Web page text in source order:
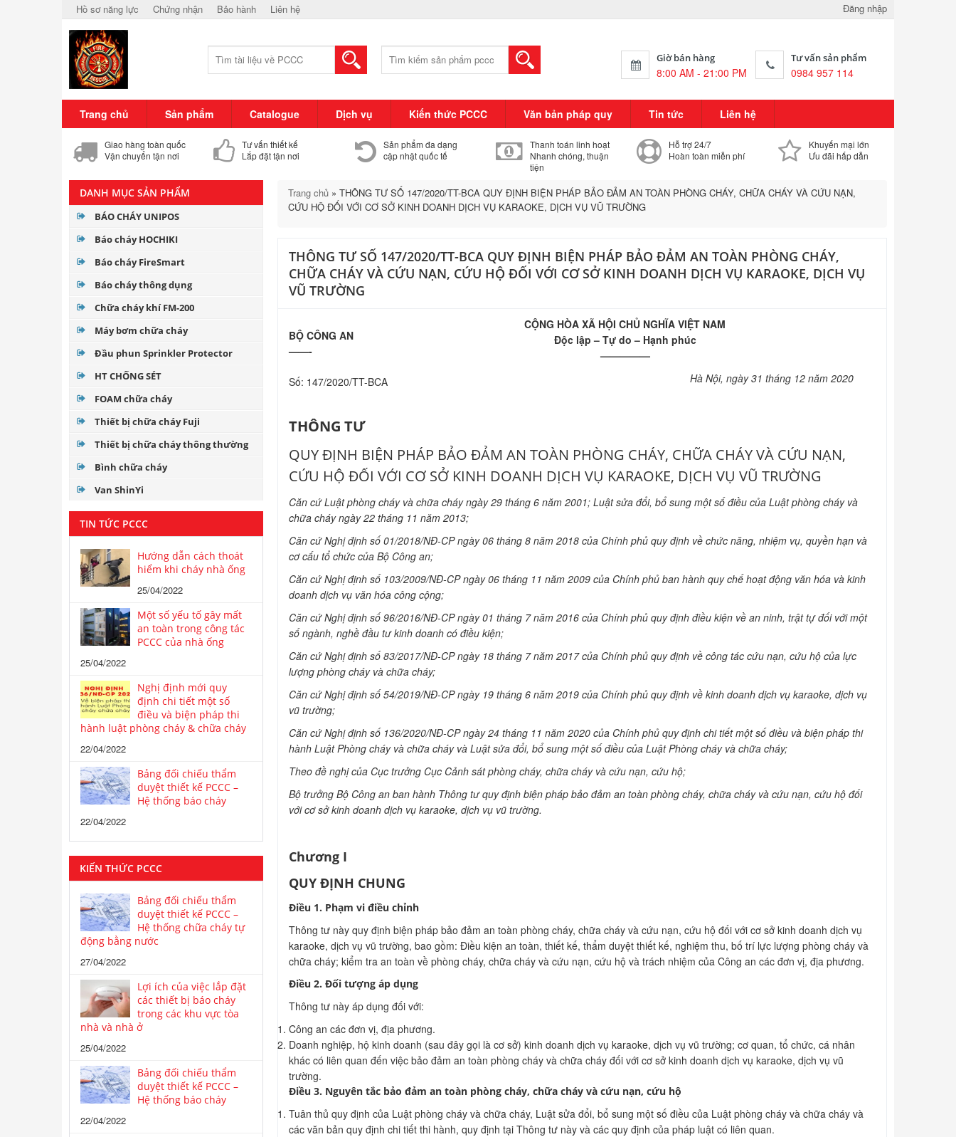
Hồ sơ năng lực Chứng nhận Bảo hành Liên hệ Đăng nhập
kiếm:
Giờ bán hàng
8:00 AM - 21:00 PM
Tư vấn sản phẩm
0984 957 114
Trang chủ Sản phẩm Catalogue Dịch vụ Kiến thức PCCC Văn bản pháp quy Tin tức Liên hệ
Giao hàng toàn quốc
Vận chuyển tận nơi
Tư vấn thiết kế
Lắp đặt tận nơi
Sản phẩm đa dạng
cập nhật quốc tế
Thanh toán linh hoạt
Nhanh chóng, thuận
tiện
Hỗ trợ 24/7
Hoàn toàn miễn phí
Khuyến mại lớn
Ưu đãi hấp dẫn
DANH MỤC SẢN PHẨM
BÁO CHÁY UNIPOS
Báo cháy HOCHIKI
Báo cháy FireSmart
Báo cháy thông dụng
Chữa cháy khí FM-200
Máy bơm chữa cháy
Đầu phun Sprinkler Protector
HT CHỐNG SÉT
FOAM chữa cháy
Thiết bị chữa cháy Fuji
Thiết bị chữa cháy thông thường
Bình chữa cháy
Van ShinYi
TIN TỨC PCCC
Hướng dẫn cách thoát
hiểm khi cháy nhà ống
25/04/2022
Một số yếu tố gây mất
an toàn trong công tác
PCCC của nhà ống
25/04/2022
Nghị định mới quy
định chi tiết một số
điều và biện pháp thi
hành luật phòng cháy & chữa cháy
22/04/2022
Bảng đối chiếu thẩm
duyệt thiết kế PCCC –
Hệ thống báo cháy
22/04/2022
KIẾN THỨC PCCC
Bảng đối chiếu thẩm
duyệt thiết kế PCCC –
Hệ thống chữa cháy tự
động bằng nước
27/04/2022
Lợi ích của việc lắp đặt
các thiết bị báo cháy
trong các khu vực tòa
nhà và nhà ở
25/04/2022
Bảng đối chiếu thẩm
duyệt thiết kế PCCC –
Hệ thống báo cháy
22/04/2022
Trang chủ» THÔNG TƯ SỐ 147/2020/TT-BCA QUY ĐỊNH BIỆN PHÁP BẢO ĐẢM AN TOÀN PHÒNG CHÁY, CHỮA CHÁY VÀ CỨU NẠN,
CỨU HỘ ĐỐI VỚI CƠ SỞ KINH DOANH DỊCH VỤ KARAOKE, DỊCH VỤ VŨ TRƯỜNG
THÔNG TƯ SỐ 147/2020/TT-BCA QUY ĐỊNH BIỆN PHÁP BẢO ĐẢM AN TOÀN PHÒNG CHÁY,
CHỮA CHÁY VÀ CỨU NẠN, CỨU HỘ ĐỐI VỚI CƠ SỞ KINH DOANH DỊCH VỤ KARAOKE, DỊCH VỤ
VŨ TRƯỜNG
BỘ CÔNG AN
——-
CỘNG HÒA XÃ HỘI CHỦ NGHĨA VIỆT NAM
Độc lập – Tự do – Hạnh phúc
—————
Số: 147/2020/TT-BCA
Hà Nội, ngày 31 tháng 12 năm 2020
THÔNG TƯ
QUY ĐỊNH BIỆN PHÁP BẢO ĐẢM AN TOÀN PHÒNG CHÁY, CHỮA CHÁY VÀ CỨU NẠN,
CỨU HỘ ĐỐI VỚI CƠ SỞ KINH DOANH DỊCH VỤ KARAOKE, DỊCH VỤ VŨ TRƯỜNG
Căn cứ Luật phòng cháy và chữa cháy ngày 29 tháng 6 năm 2001; Luật sửa đổi, bổ sung một số điều của Luật phòng cháy và
chữa cháy ngày 22 tháng 11 năm 2013;
Căn cứ Nghị định số 01/2018/NĐ-CP ngày 06 tháng 8 năm 2018 của Chính phủ quy định về chức năng, nhiệm vụ, quyền hạn và
cơ cấu tổ chức của Bộ Công an;
Căn cứ Nghị định số 103/2009/NĐ-CP ngày 06 tháng 11 năm 2009 của Chính phủ ban hành quy chế hoạt động văn hóa và kinh
doanh dịch vụ văn hóa công cộng;
Căn cứ Nghị định số 96/2016/NĐ-CP ngày 01 tháng 7 năm 2016 của Chính phủ quy định điều kiện về an ninh, trật tự đối với một
số ngành, nghề đầu tư kinh doanh có điều kiện;
Căn cứ Nghị định số 83/2017/NĐ-CP ngày 18 tháng 7 năm 2017 của Chính phủ quy định về công tác cứu nạn, cứu hộ của lực
lượng phòng cháy và chữa cháy;
Căn cứ Nghị định số 54/2019/NĐ-CP ngày 19 tháng 6 năm 2019 của Chính phủ quy định về kinh doanh dịch vụ karaoke, dịch vụ
vũ trường;
Căn cứ Nghị định số 136/2020/NĐ-CP ngày 24 tháng 11 năm 2020 của Chính phủ quy định chi tiết một số điều và biện pháp thi
hành Luật Phòng cháy và chữa cháy và Luật sửa đổi, bổ sung một số điều của Luật Phòng cháy và chữa cháy;
Theo đề nghị của Cục trưởng Cục Cảnh sát phòng cháy, chữa cháy và cứu nạn, cứu hộ;
Bộ trưởng Bộ Công an ban hành Thông tư quy định biện pháp bảo đảm an toàn phòng cháy, chữa cháy và cứu nạn, cứu hộ đối
với cơ sở kinh doanh dịch vụ karaoke, dịch vụ vũ trường.
Chương I
QUY ĐỊNH CHUNG
Điều 1. Phạm vi điều chỉnh
Thông tư này quy định biện pháp bảo đảm an toàn phòng cháy, chữa cháy và cứu nạn, cứu hộ đối với cơ sở kinh doanh dịch vụ
karaoke, dịch vụ vũ trường, bao gồm: Điều kiện an toàn, thiết kế, thẩm duyệt thiết kế, nghiệm thu, bố trí lực lượng phòng cháy và
chữa cháy; kiểm tra an toàn về phòng cháy, chữa cháy và cứu nạn, cứu hộ và trách nhiệm của Công an các đơn vị, địa phương.
Điều 2. Đối tượng áp dụng
Thông tư này áp dụng đối với:
Công an các đơn vị, địa phương.
Doanh nghiệp, hộ kinh doanh (sau đây gọi là cơ sở) kinh doanh dịch vụ karaoke, dịch vụ vũ trường; cơ quan, tổ chức, cá nhân
khác có liên quan đến việc bảo đảm an toàn phòng cháy và chữa cháy đối với cơ sở kinh doanh dịch vụ karaoke, dịch vụ vũ
trường.
Điều 3. Nguyên tắc bảo đảm an toàn phòng cháy, chữa cháy và cứu nạn, cứu hộ
Tuân thủ quy định của Luật phòng cháy và chữa cháy, Luật sửa đổi, bổ sung một số điều của Luật phòng cháy và chữa cháy và
các văn bản quy định chi tiết thi hành, quy định tại Thông tư này và các quy định của pháp luật có liên quan.